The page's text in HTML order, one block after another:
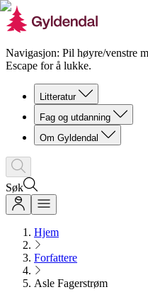
Navigasjon: Pil høyre/venstre
Escape for å lukke.
Litteratur
Fag og utdanning
Om Gyldendal
Søk
Hjem
Forfattere
Asle Fagerstrøm